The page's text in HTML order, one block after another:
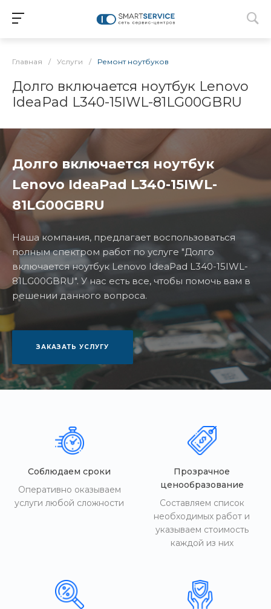
Главная / Услуги / Ремонт ноутбуков
Долго включается ноутбук Lenovo
IdeaPad L340-15IWL-81LG00GBRU
Долго включается ноутбук
Lenovo IdeaPad L340-15IWL-
81LG00GBRU
Наша компания, предлагает воспользоваться
полным спектром работ по услуге "Долго
включается ноутбук Lenovo IdeaPad L340-15IWL-
81LG00GBRU". У нас есть все, чтобы помочь вам в
решении данного вопроса.
ЗАКАЗАТЬ УСЛУГУ
Соблюдаем сроки
Оперативно оказываем
услуги любой сложности
Прозрачное
ценообразование
Составляем список
необходимых работ и
указываем стоимость
каждой из них